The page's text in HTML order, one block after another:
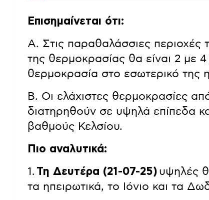
Επισημαίνεται ότι:
Α. Στις παραθαλάσσιες περιοχές
της θερμοκρασίας θα είναι 2 με
θερμοκρασία στο εσωτερικό της
Β. Οι ελάχιστες θερμοκρασίες
διατηρηθούν σε υψηλά επίπεδα
βαθμούς Κελσίου.
Πιο αναλυτικά:
1. Τη Δευτέρα (21-07-25) υψηλές
τα ηπειρωτικά, το Ιόνιο και τα